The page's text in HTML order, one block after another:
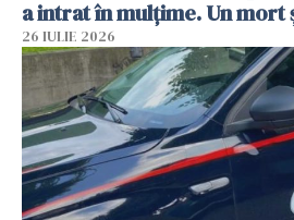
a intrat în mulțime. Un mort
26 IULIE 2026